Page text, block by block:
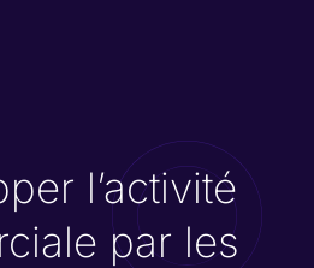
l’activité
par les